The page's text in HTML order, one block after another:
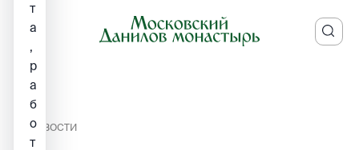
НОВОСТИ
т
а
,
р
а
б
о
т